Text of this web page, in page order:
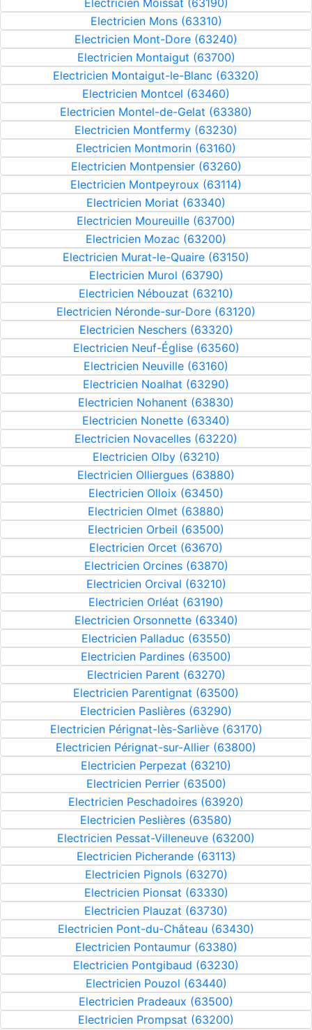
Electricien Moissat (63190)
Electricien Mons (63310)
Electricien Mont-Dore (63240)
Electricien Montaigut (63700)
Electricien Montaigut-le-Blanc (63320)
Electricien Montcel (63460)
Electricien Montel-de-Gelat (63380)
Electricien Montfermy (63230)
Electricien Montmorin (63160)
Electricien Montpensier (63260)
Electricien Montpeyroux (63114)
Electricien Moriat (63340)
Electricien Moureuille (63700)
Electricien Mozac (63200)
Electricien Murat-le-Quaire (63150)
Electricien Murol (63790)
Electricien Nébouzat (63210)
Electricien Néronde-sur-Dore (63120)
Electricien Neschers (63320)
Electricien Neuf-Église (63560)
Electricien Neuville (63160)
Electricien Noalhat (63290)
Electricien Nohanent (63830)
Electricien Nonette (63340)
Electricien Novacelles (63220)
Electricien Olby (63210)
Electricien Olliergues (63880)
Electricien Olloix (63450)
Electricien Olmet (63880)
Electricien Orbeil (63500)
Electricien Orcet (63670)
Electricien Orcines (63870)
Electricien Orcival (63210)
Electricien Orléat (63190)
Electricien Orsonnette (63340)
Electricien Palladuc (63550)
Electricien Pardines (63500)
Electricien Parent (63270)
Electricien Parentignat (63500)
Electricien Paslières (63290)
Electricien Pérignat-lès-Sarliève (63170)
Electricien Pérignat-sur-Allier (63800)
Electricien Perpezat (63210)
Electricien Perrier (63500)
Electricien Peschadoires (63920)
Electricien Peslières (63580)
Electricien Pessat-Villeneuve (63200)
Electricien Picherande (63113)
Electricien Pignols (63270)
Electricien Pionsat (63330)
Electricien Plauzat (63730)
Electricien Pont-du-Château (63430)
Electricien Pontaumur (63380)
Electricien Pontgibaud (63230)
Electricien Pouzol (63440)
Electricien Pradeaux (63500)
Electricien Prompsat (63200)